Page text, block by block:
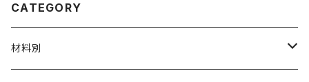
CATEGORY
材料別